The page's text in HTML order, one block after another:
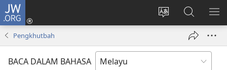
JW.ORG
Tukar
bahasa
web
Log
Masuk
baharu)
Cari
JW.ORG
Pengkhutbah
BACA DALAM BAHASA